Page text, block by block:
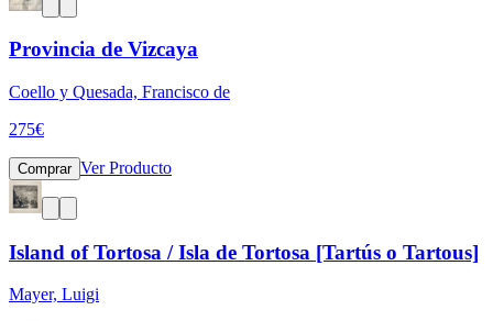
Provincia de Vizcaya
Coello y Quesada, Francisco de
275€
Comprar Ver Producto
Island of Tortosa / Isla de Tortosa [Tartús o Tartous]
Mayer, Luigi